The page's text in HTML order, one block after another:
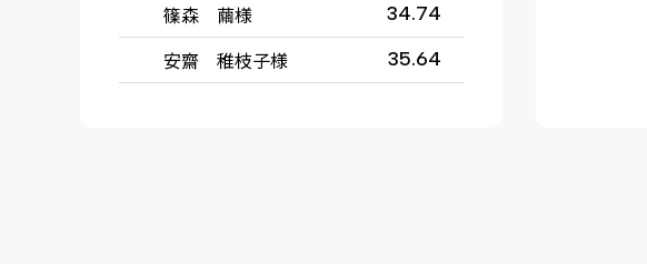
篠森 繭様 34.74
安齋 稚枝子様 35.64